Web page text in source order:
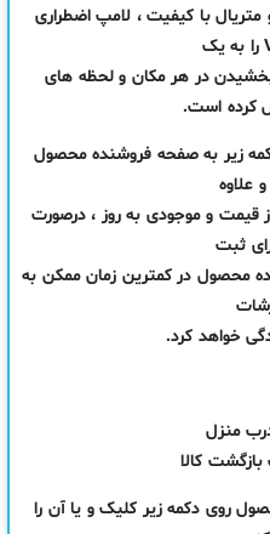
متریال با کیفیت ، لامپ اضطراری
در هر مکان و لحظه های
کرده است.
زیر به صفحه فروشنده محصول
علاوه
قیمت و موجودی به روز ، درصورت
ثبت
محصول در کمترین زمان ممکن به
خواهد کرد.
منزل
روی دکمه زیر کلیک و یا آن را